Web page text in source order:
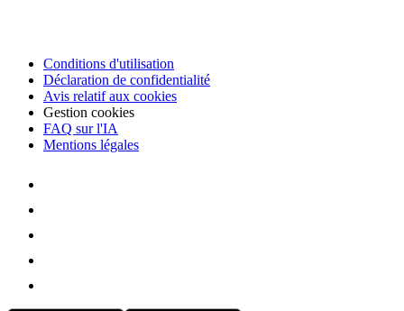
Conditions d'utilisation
Déclaration de confidentialité
Avis relatif aux cookies
Gestion cookies
FAQ sur l'IA
Mentions légales